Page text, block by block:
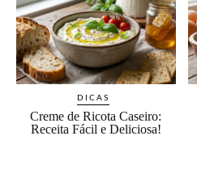
DICAS
Creme de Ricota Caseiro:
Receita Fácil e Deliciosa!